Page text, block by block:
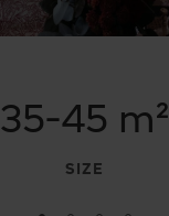
35-45 m²
SIZE